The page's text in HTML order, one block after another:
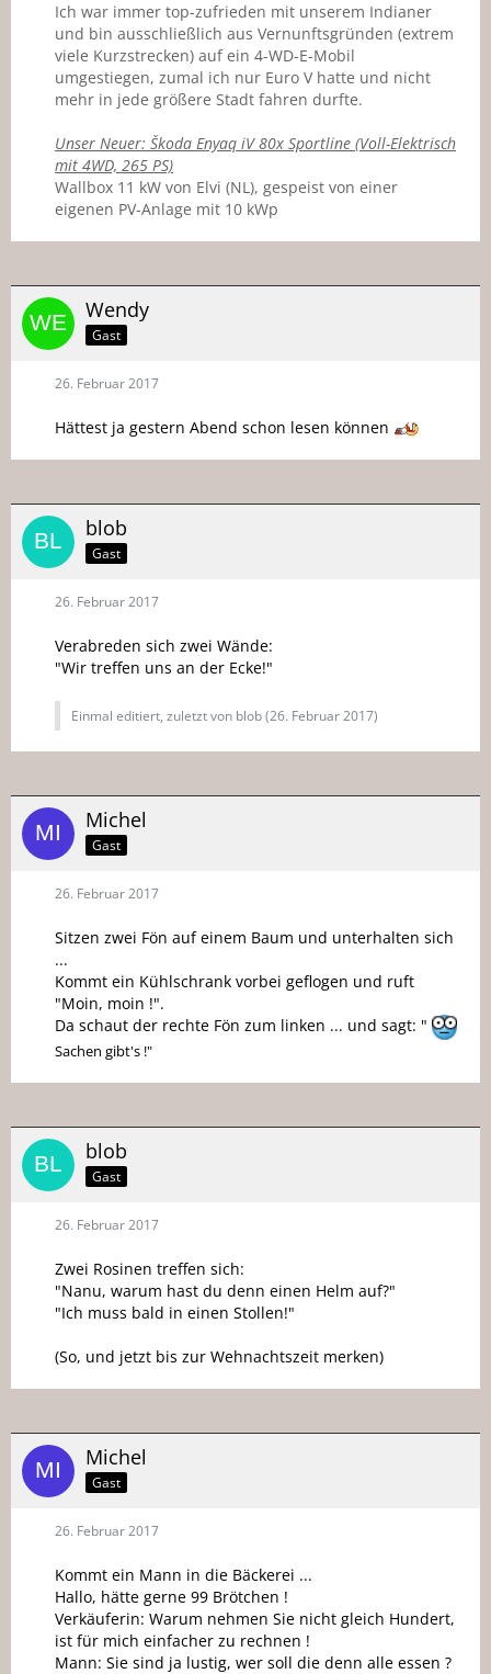
Ich war immer top-zufrieden mit unserem Indianer
und bin ausschließlich aus Vernunftsgründen (extrem
viele Kurzstrecken) auf ein 4-WD-E-Mobil
umgestiegen, zumal ich nur Euro V hatte und nicht
mehr in jede größere Stadt fahren durfte.
Unser Neuer: Škoda Enyaq iV 80x Sportline (Voll-Elektrisch
mit 4WD, 265 PS)
Wallbox 11 kW von Elvi (NL), gespeist von einer
eigenen PV-Anlage mit 10 kWp
Wendy
Gast
26. Februar 2017
Hättest ja gestern Abend schon lesen können
blob
Gast
26. Februar 2017
Verabreden sich zwei Wände:
"Wir treffen uns an der Ecke!"
Einmal editiert, zuletzt von blob (26. Februar 2017)
Michel
Gast
26. Februar 2017
Sitzen zwei Fön auf einem Baum und unterhalten sich
...
Kommt ein Kühlschrank vorbei geflogen und ruft
"Moin, moin !".
Da schaut der rechte Fön zum linken ... und sagt: "
Sachen gibt's !"
blob
Gast
26. Februar 2017
Zwei Rosinen treffen sich:
"Nanu, warum hast du denn einen Helm auf?"
"Ich muss bald in einen Stollen!"
(So, und jetzt bis zur Wehnachtszeit merken)
Michel
Gast
26. Februar 2017
Kommt ein Mann in die Bäckerei ...
Hallo, hätte gerne 99 Brötchen !
Verkäuferin: Warum nehmen Sie nicht gleich Hundert,
ist für mich einfacher zu rechnen !
Mann: Sie sind ja lustig, wer soll die denn alle essen ?